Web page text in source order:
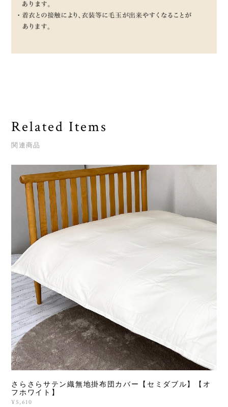
Related Items
関連商品
さらさらサテン織無地掛布団カバー【セミダブル】【オ
フホワイト】
¥5,610